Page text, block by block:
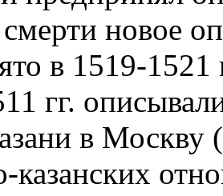
новое
в 1519-
гг.
в Москву
казанских